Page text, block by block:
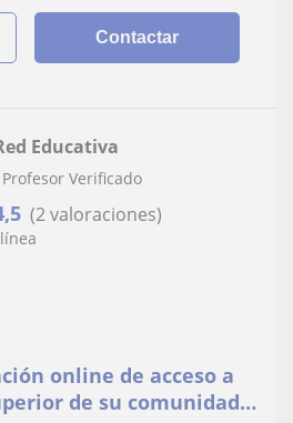
Contactar
Educativa
Profesor Verificado
(2 valoraciones)
online de acceso a
de su comunidad